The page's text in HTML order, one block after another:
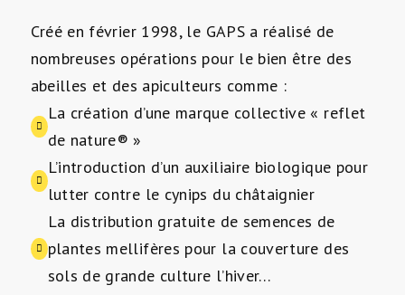
Créé en février 1998, le GAPS a réalisé de
nombreuses opérations pour le bien être des
abeilles et des apiculteurs comme :
La création d’une marque collective « reflet
de nature® »
L’introduction d’un auxiliaire biologique pour
lutter contre le cynips du châtaignier
La distribution gratuite de semences de
plantes mellifères pour la couverture des
sols de grande culture l’hiver…